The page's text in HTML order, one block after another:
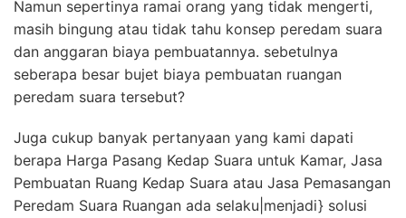
Namun sepertinya ramai orang yang tidak mengerti,
masih bingung atau tidak tahu konsep peredam suara
dan anggaran biaya pembuatannya. sebetulnya
seberapa besar bujet biaya pembuatan ruangan
peredam suara tersebut?
Juga cukup banyak pertanyaan yang kami dapati
berapa Harga Pasang Kedap Suara untuk Kamar, Jasa
Pembuatan Ruang Kedap Suara atau Jasa Pemasangan
Peredam Suara Ruangan ada selaku|menjadi} solusi